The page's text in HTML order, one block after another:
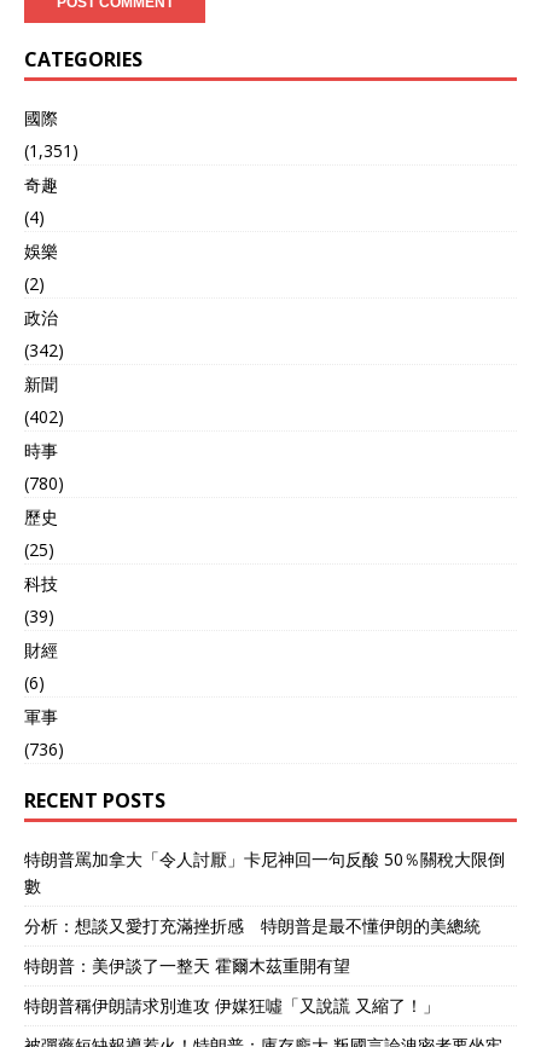
CATEGORIES
國際
(1,351)
奇趣
(4)
娛樂
(2)
政治
(342)
新聞
(402)
時事
(780)
歷史
(25)
科技
(39)
財經
(6)
軍事
(736)
RECENT POSTS
特朗普罵加拿大「令人討厭」卡尼神回一句反酸 50％關稅大限倒
數
分析：想談又愛打充滿挫折感 特朗普是最不懂伊朗的美總統
特朗普：美伊談了一整天 霍爾木茲重開有望
特朗普稱伊朗請求別進攻 伊媒狂噓「又說謊 又縮了！」